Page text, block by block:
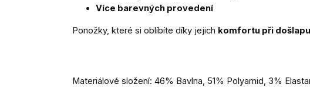
Více barevných provedení
Ponožky, které si oblíbíte díky jejich komfortu při
Materiálové složení: 46% Bavlna, 51% Polyamid, 3%